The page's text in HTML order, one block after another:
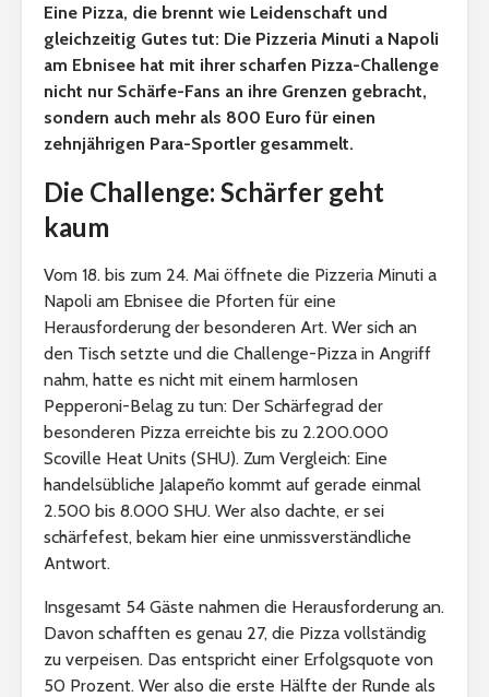
Eine Pizza, die brennt wie Leidenschaft und
gleichzeitig Gutes tut: Die Pizzeria Minuti a Napoli
am Ebnisee hat mit ihrer scharfen Pizza-Challenge
nicht nur Schärfe-Fans an ihre Grenzen gebracht,
sondern auch mehr als 800 Euro für einen
zehnjährigen Para-Sportler gesammelt.
Die Challenge: Schärfer geht
kaum
Vom 18. bis zum 24. Mai öffnete die Pizzeria Minuti a
Napoli am Ebnisee die Pforten für eine
Herausforderung der besonderen Art. Wer sich an
den Tisch setzte und die Challenge-Pizza in Angriff
nahm, hatte es nicht mit einem harmlosen
Pepperoni-Belag zu tun: Der Schärfegrad der
besonderen Pizza erreichte bis zu 2.200.000
Scoville Heat Units (SHU). Zum Vergleich: Eine
handelsübliche Jalapeño kommt auf gerade einmal
2.500 bis 8.000 SHU. Wer also dachte, er sei
schärfefest, bekam hier eine unmissverständliche
Antwort.
Insgesamt 54 Gäste nahmen die Herausforderung an.
Davon schafften es genau 27, die Pizza vollständig
zu verpeisen. Das entspricht einer Erfolgsquote von
50 Prozent. Wer also die erste Hälfte der Runde als